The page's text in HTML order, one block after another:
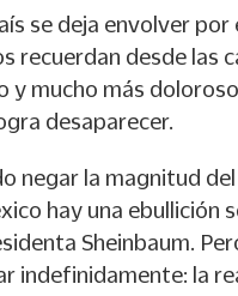
se deja envolver por
recuerdan desde las
mucho más
desaparecer.
negar la magnitud
hay una ebullición
Sheinbaum.
indefinidamente: la